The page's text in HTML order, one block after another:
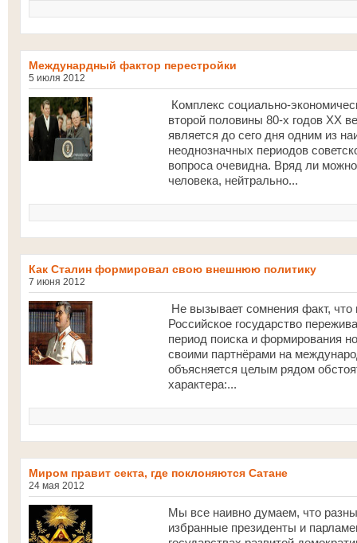
Междунардный фактор перестройки
5 июля 2012
Комплекс социально-
второй половины 80-х годов XX
является до сего дня одним из
неоднозначных периодов
вопроса очевидна. Вряд ли
человека, нейтрально...
Как Сталин формировал свою внешнюю политику
7 июня 2012
Не вызывает сомнения факт,
Российское государство
период поиска и формирования
своими партнёрами на
объясняется целым рядом
характера:...
Миром правит секта, где поклоняются Сатане
24 мая 2012
Мы все наивно думаем, что
избранные президенты и